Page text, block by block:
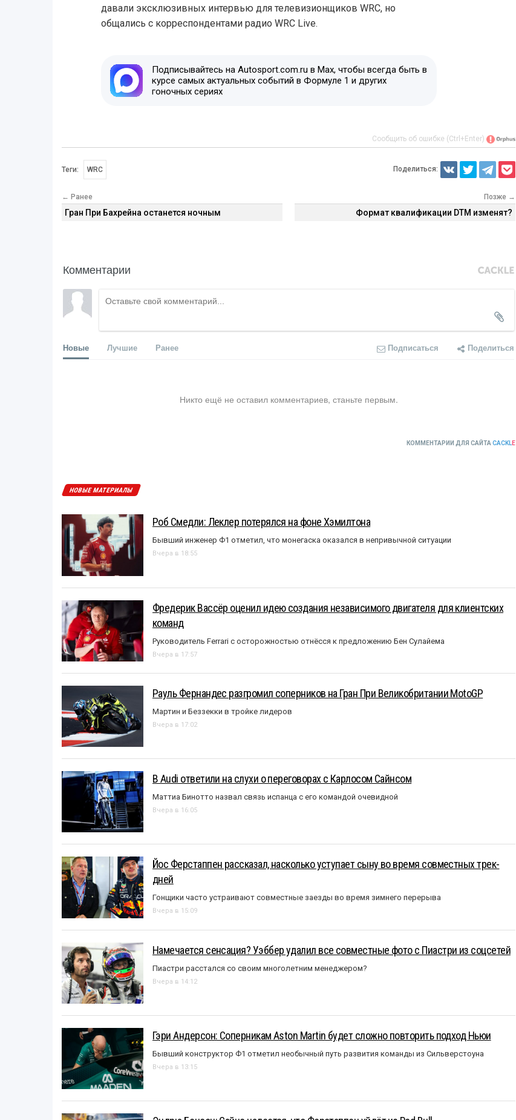
давали эксклюзивных интервью для телевизионщиков WRC, но
общались с корреспондентами радио WRC Live.
Подписывайтесь на Autosport.com.ru в Max, чтобы всегда быть в
курсе самых актуальных событий в Формуле 1 и других
гоночных сериях
Сообщить об ошибке (Ctrl+Enter)
Теги: WRC Поделиться:
← Ранее
Гран При Бахрейна останется ночным
Позже →
Формат квалификации DTM изменят?
Комментарии
Новые Лучшие Ранее Подписаться Поделиться
Никто ещё не оставил комментариев, станьте первым.
КОММЕНТАРИИ ДЛЯ САЙТАCACKLE
НОВЫЕ МАТЕРИАЛЫ
Роб Смедли: Леклер потерялся на фоне Хэмилтона
Бывший инженер Ф1 отметил, что монегаска оказался в непривычной ситуации
Вчера в 18:55
Фредерик Вассёр оценил идею создания независимого двигателя для клиентских
команд
Руководитель Ferrari с осторожностью отнёсся к предложению Бен Сулайема
Вчера в 17:57
Рауль Фернандес разгромил соперников на Гран При Великобритании MotoGP
Мартин и Беззекки в тройке лидеров
Вчера в 17:02
В Audi ответили на слухи о переговорах с Карлосом Сайнсом
Маттиа Бинотто назвал связь испанца с его командой очевидной
Вчера в 16:05
Йос Ферстаппен рассказал, насколько уступает сыну во время совместных трек-
дней
Гонщики часто устраивают совместные заезды во время зимнего перерыва
Вчера в 15:09
Намечается сенсация? Уэббер удалил все совместные фото с Пиастри из соцсетей
Пиастри расстался со своим многолетним менеджером?
Вчера в 14:12
Гэри Андерсон: Соперникам Aston Martin будет сложно повторить подход Ньюи
Бывший конструктор Ф1 отметил необычный путь развития команды из Сильверстоуна
Вчера в 13:15